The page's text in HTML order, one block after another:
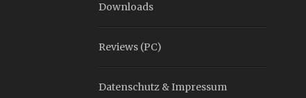
Downloads
Reviews (PC)
Datenschutz & Impressum